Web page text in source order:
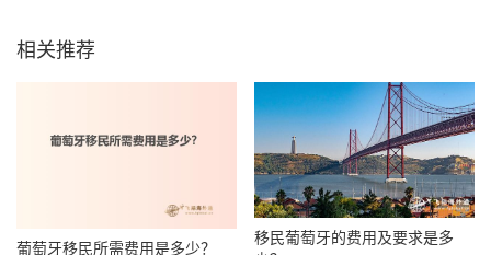
相关推荐
葡萄牙移民所需费用是多少？
移民葡萄牙的费用及要求是多